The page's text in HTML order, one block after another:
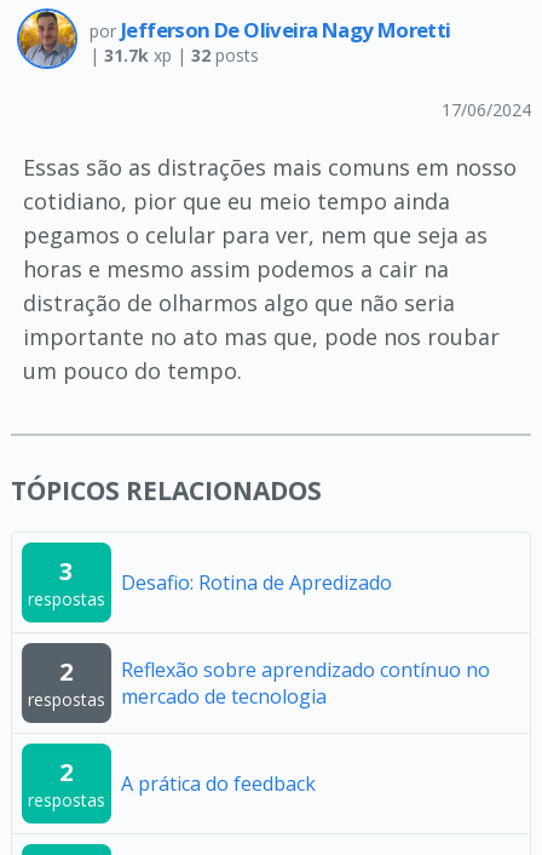
por Jefferson De Oliveira Nagy Moretti
| 31.7kxp | 32posts
17/06/2024
Essas são as distrações mais comuns em nosso
cotidiano, pior que eu meio tempo ainda
pegamos o celular para ver, nem que seja as
horas e mesmo assim podemos a cair na
distração de olharmos algo que não seria
importante no ato mas que, pode nos roubar
um pouco do tempo.
TÓPICOS RELACIONADOS
3
respostas
Desafio: Rotina de Apredizado
2
respostas
Reflexão sobre aprendizado contínuo no
mercado de tecnologia
2
respostas
A prática do feedback